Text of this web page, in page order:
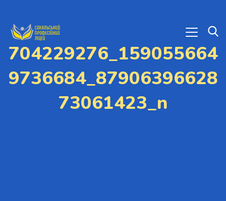
704229276_159055664
9736684_87906396628
73061423_n